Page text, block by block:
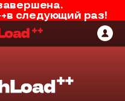
в следующий раз!